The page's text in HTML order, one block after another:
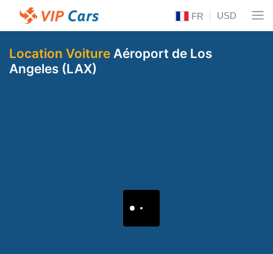
FR USD
Location Voiture Aéroport de Los
Angeles (LAX)